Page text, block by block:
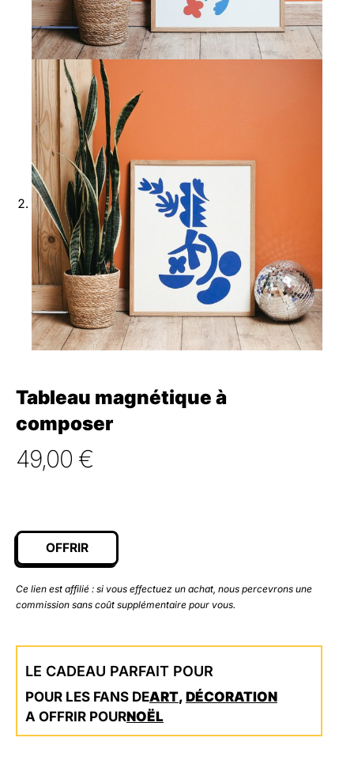
Tableau magnétique à
composer
49,00 €
OFFRIR
Ce lien est affilié : si vous effectuez un achat, nous percevrons une
commission sans coût supplémentaire pour vous.
LE CADEAU PARFAIT POUR
POUR LES FANS DEART, DÉCORATION
A OFFRIR POURNOËL